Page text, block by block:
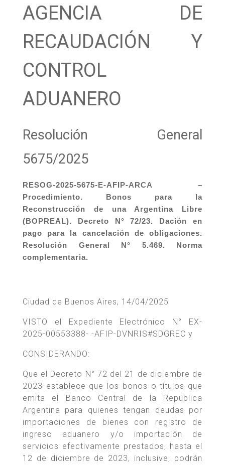
AGENCIA DE
RECAUDACIÓN Y
CONTROL
ADUANERO
Resolución General
5675/2025
RESOG-2025-5675-E-AFIP-ARCA –
Procedimiento. Bonos para la
Reconstrucción de una Argentina Libre
(BOPREAL). Decreto N° 72/23. Dación en
pago para la cancelación de obligaciones.
Resolución General N° 5.469. Norma
complementaria.
Ciudad de Buenos Aires, 14/04/2025
VISTO el Expediente Electrónico N° EX-
2025-00553388- -AFIP-DVNRIS#SDGREC y
CONSIDERANDO:
Que el Decreto N° 72 del 21 de diciembre de
2023 establece que los bonos o títulos que
emita el Banco Central de la República
Argentina para quienes tengan deudas por
importaciones de bienes con registro de
ingreso aduanero y/o importación de
servicios efectivamente prestados, hasta el
12 de diciembre de 2023, inclusive, podrán